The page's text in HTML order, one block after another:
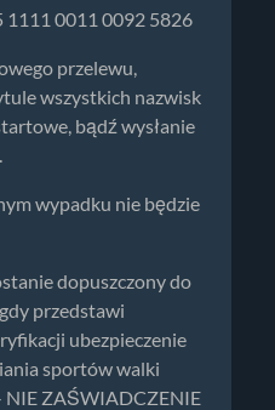
1111 0011 0092 5826
przelewu,
wszystkich nazwisk
bądź wysłanie
wypadku nie będzie
dopuszczony do
przedstawi
ubezpieczenie
sportów walki
NIE ZAŚWIADCZENIE